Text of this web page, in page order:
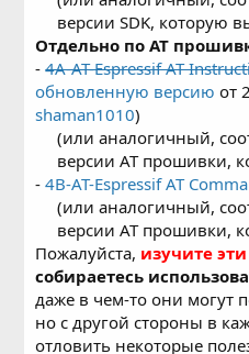
версии SDK, которую
Отдельно по AT
-4A-AT-Espressif AT
обновленную версию от
shaman1010)
(или аналогичный,
версии AT прошивки,
-4B-AT-Espressif AT
(или аналогичный,
версии AT прошивки,
Пожалуйста, изучите
собираетесь
даже в чем-то они могут
но с другой стороны в
отловить некоторые